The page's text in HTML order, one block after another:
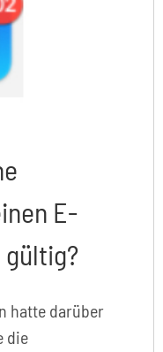
E-
hatte darüber
die